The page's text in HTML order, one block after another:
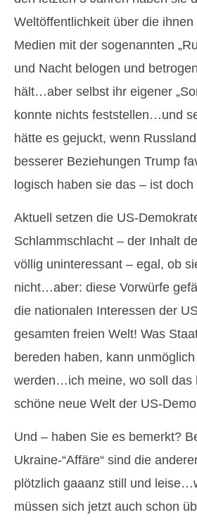
Weltöffentlichkeit über die
Medien mit der sogenannten
und Nacht belogen und
hält…aber selbst ihr eigener
konnte nichts feststellen…und
hätte es gejuckt, wenn
besserer Beziehungen Trump
logisch haben sie das – ist
Aktuell setzen die US-
Schlammschlacht – der Inhalt
völlig uninteressant – egal, ob
nicht…aber: diese Vorwürfe
die nationalen Interessen der
gesamten freien Welt! Was
bereden haben, kann
werden…ich meine, wo soll das
schöne neue Welt der US-
Und – haben Sie es bemerkt?
Ukraine-“Affäre“ sind die
plötzlich gaaanz still und
müssen sich jetzt auch schon